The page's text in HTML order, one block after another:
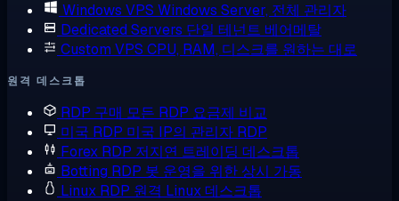
Windows VPS Windows Server, 전체 관리자
Dedicated Servers 단일 테넌트 베어메탈
Custom VPS CPU, RAM, 디스크를 원하는 대로
원격 데스크톱
RDP 구매 모든 RDP 요금제 비교
미국 RDP 미국 IP의 관리자 RDP
Forex RDP 저지연 트레이딩 데스크톱
Botting RDP 봇 운영을 위한 상시 가동
Linux RDP 원격 Linux 데스크톱